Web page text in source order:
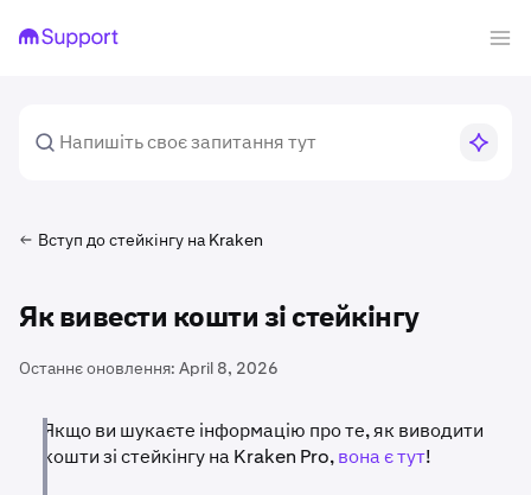
Вступ до стейкінгу на Kraken
Як вивести кошти зі стейкінгу
Останнє оновлення: April 8, 2026
Якщо ви шукаєте інформацію про те, як виводити
кошти зі стейкінгу на Kraken Pro,вона є тут!